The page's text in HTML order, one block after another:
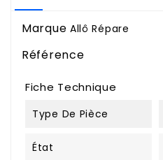
Marque Allô Répare
Référence
Fiche Technique
Type De Pièce
État